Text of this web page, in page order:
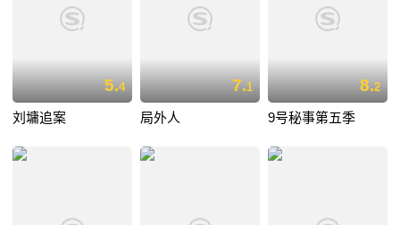
5.4
刘墉追案
7.1
局外人
8.2
9号秘事第五季